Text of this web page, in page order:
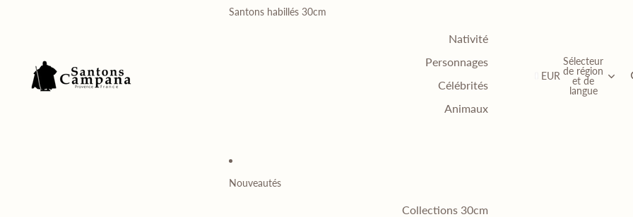
Santons habillés 30cm
Nativité
Personnages
Célébrités
Animaux
Nouveautés
Collections 30cm
EUR
Sélecteur
de région
et de
langue